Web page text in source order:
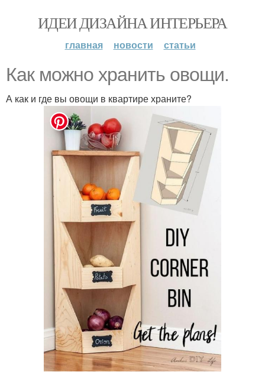
ИДЕИ ДИЗАЙНА ИНТЕРЬЕРА
главная новости статьи
Как можно хранить овощи.
А как и где вы овощи в квартире храните?